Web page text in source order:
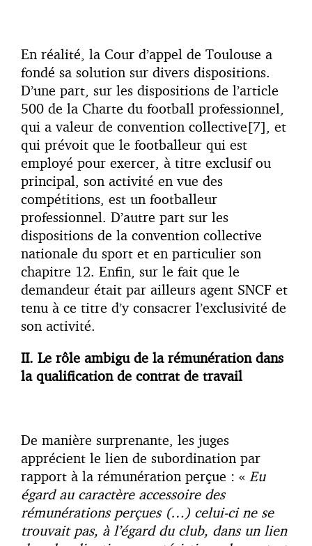
En réalité, la Cour d’appel de Toulouse a
fondé sa solution sur divers dispositions.
D’une part, sur les dispositions de l’article
500 de la Charte du football professionnel,
qui a valeur de convention collective[7], et
qui prévoit que le footballeur qui est
employé pour exercer, à titre exclusif ou
principal, son activité en vue des
compétitions, est un footballeur
professionnel. D’autre part sur les
dispositions de la convention collective
nationale du sport et en particulier son
chapitre 12. Enfin, sur le fait que le
demandeur était par ailleurs agent SNCF et
tenu à ce titre d’y consacrer l’exclusivité de
son activité.
II. Le rôle ambigu de la rémunération dans
la qualification de contrat de travail
De manière surprenante, les juges
apprécient le lien de subordination par
rapport à la rémunération perçue : « Eu
égard au caractère accessoire des
rémunérations perçues (…) celui-ci ne se
trouvait pas, à l’égard du club, dans un lien